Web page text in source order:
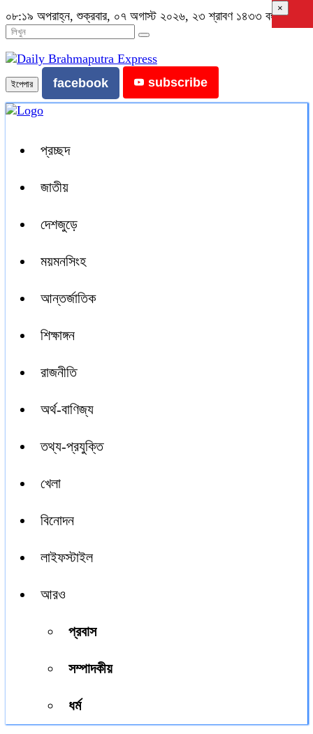
০৮:১৯ অপরাহ্ন, শুক্রবার, ০৭ অগাস্ট ২০২৬, ২৩ শ্রাবণ ১৪৩৩ বঙ্গাব্দ
ইপেপার facebook subscribe
প্রচ্ছদ
জাতীয়
দেশজুড়ে
ময়মনসিংহ
আন্তর্জাতিক
শিক্ষাঙ্গন
রাজনীতি
অর্থ-বাণিজ্য
তথ্য-প্রযুক্তি
খেলা
বিনোদন
লাইফস্টাইল
আরও
প্রবাস
সম্পাদকীয়
ধর্ম
×